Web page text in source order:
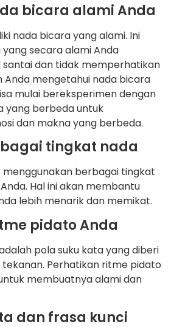
bicara alami Anda
nada bicara yang alami. Ini
secara alami Anda
dan tidak memperhatikan
Anda mengetahui nada bicara
mulai bereksperimen dengan
yang berbeda untuk
dan makna yang berbeda.
tingkat nada
berbagai tingkat
Hal ini akan membantu
lebih menarik dan memikat.
pidato Anda
pola suku kata yang diberi
Perhatikan ritme pidato
membuatnya alami dan
dan frasa kunci